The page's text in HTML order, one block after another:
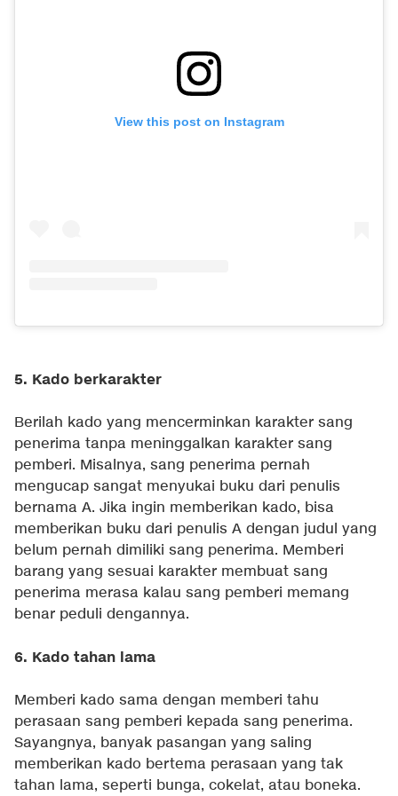
View this post on Instagram
5. Kado berkarakter
Berilah kado yang mencerminkan karakter sang
penerima tanpa meninggalkan karakter sang
pemberi. Misalnya, sang penerima pernah
mengucap sangat menyukai buku dari penulis
bernama A. Jika ingin memberikan kado, bisa
memberikan buku dari penulis A dengan judul yang
belum pernah dimiliki sang penerima. Memberi
barang yang sesuai karakter membuat sang
penerima merasa kalau sang pemberi memang
benar peduli dengannya.
6. Kado tahan lama
Memberi kado sama dengan memberi tahu
perasaan sang pemberi kepada sang penerima.
Sayangnya, banyak pasangan yang saling
memberikan kado bertema perasaan yang tak
tahan lama, seperti bunga, cokelat, atau boneka.